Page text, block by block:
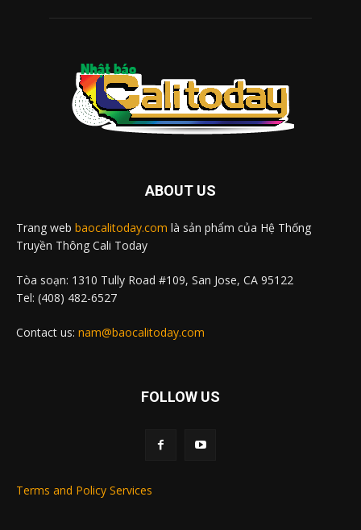
ABOUT US
Trang web baocalitoday.com là sản phẩm của Hệ Thống
Truyền Thông Cali Today
Tòa soạn: 1310 Tully Road #109, San Jose, CA 95122
Tel: (408) 482-6527
Contact us: nam@baocalitoday.com
FOLLOW US
Terms and Policy Services